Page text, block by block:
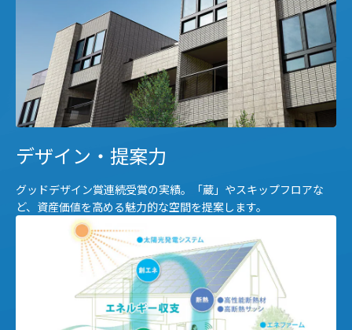
デザイン・提案力
グッドデザイン賞連続受賞の実績。「蔵」やスキップフロアな
ど、資産価値を高める魅力的な空間を提案します。